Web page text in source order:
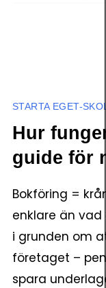
STARTA EGET-
Hur
guide för
Bokföring =
enklare än
i grunden om
företaget –
spara